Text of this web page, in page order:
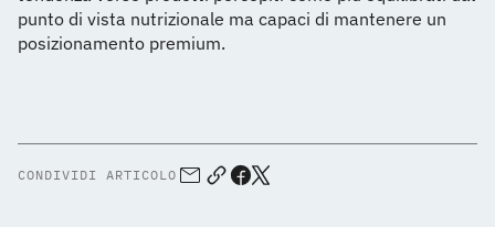
punto di vista nutrizionale ma capaci di mantenere un
posizionamento premium.
CONDIVIDI ARTICOLO